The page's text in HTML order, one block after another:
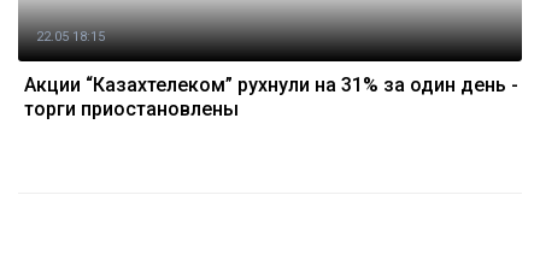
22.05 18:15
Акции “Казахтелеком” рухнули на 31% за один день -
торги приостановлены